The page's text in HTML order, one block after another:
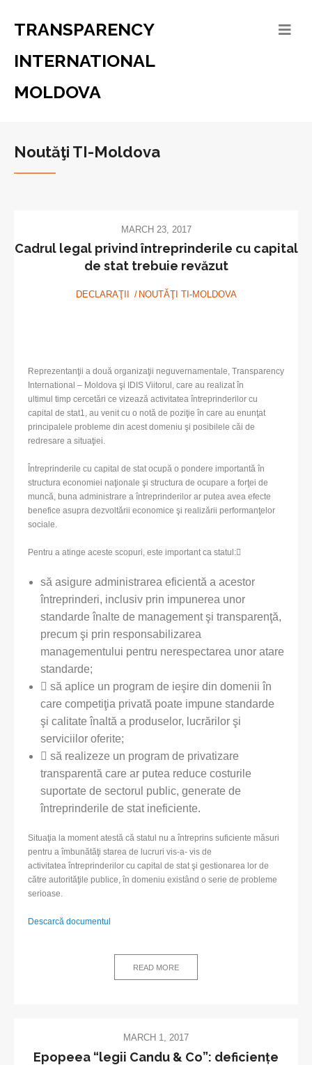
TRANSPARENCY
INTERNATIONAL
MOLDOVA
Noutăţi TI-Moldova
MARCH 23, 2017
Cadrul legal privind întreprinderile cu capital
de stat trebuie revăzut
DECLARAŢII NOUTĂŢI TI-MOLDOVA
Reprezentanţii a două organizaţii neguvernamentale, Transparency
International – Moldova şi IDIS Viitorul, care au realizat în
ultimul timp cercetări ce vizează activitatea întreprinderilor cu
capital de stat1, au venit cu o notă de poziţie în care au enunţat
principalele probleme din acest domeniu şi posibilele căi de
redresare a situaţiei.
Întreprinderile cu capital de stat ocupă o pondere importantă în
structura economiei naţionale şi structura de ocupare a forţei de
muncă, buna administrare a întreprinderilor ar putea avea efecte
benefice asupra dezvoltării economice şi realizării performanţelor
sociale.
Pentru a atinge aceste scopuri, este important ca statul:
să asigure administrarea eficientă a acestor
întreprinderi, inclusiv prin impunerea unor
standarde înalte de management şi transparenţă,
precum şi prin responsabilizarea
managementului pentru nerespectarea unor atare
standarde;
 să aplice un program de ieşire din domenii în
care competiţia privată poate impune standarde
şi calitate înaltă a produselor, lucrărilor şi
serviciilor oferite;
 să realizeze un program de privatizare
transparentă care ar putea reduce costurile
suportate de sectorul public, generate de
întreprinderile de stat ineficiente.
Situaţia la moment atestă că statul nu a întreprins suficiente măsuri
pentru a îmbunătăţi starea de lucruri vis-a- vis de
activitatea întreprinderilor cu capital de stat şi gestionarea lor de
către autorităţile publice, în domeniu existând o serie de probleme
serioase.
Descarcă documentul
READ MORE
MARCH 1, 2017
Epopeea “legii Candu & Co”: deficiențe